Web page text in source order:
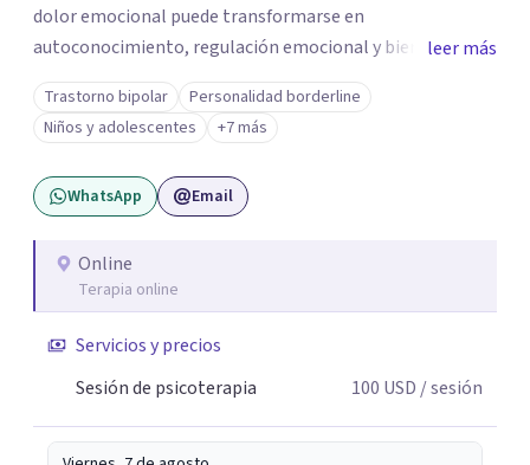
dolor emocional puede transformarse en
autoconocimiento, regulación emocional y bienestar.
Trabajo desde un enfoque integrativo que combina
psicoanálisis, terapia somática y de trauma, psicología
corporal, Mentalization Based Therapy (MBT),
hipnoterapia y respiración neurodinámica, integrando
actualmente la Psicología Analítica Junguiana. Mi
ecopsicología y el trabajo simbólico con el inconsciente,
entendiendo que cada proceso terapéutico es único y
leer más
Trastorno bipolar
Personalidad borderline
Niños y adolescentes
+7 más
WhatsApp Email
Online
Terapia online
Servicios y precios
Sesión de psicoterapia
100 USD / sesión